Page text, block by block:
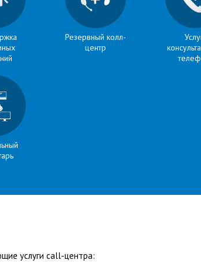
Резервный колл-
центр
услуги call-центра: